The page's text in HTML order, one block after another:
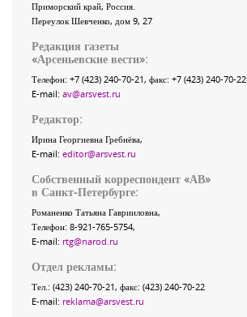
Приморский край, Россия
Переулок Шевченко, дом 9, 27
Редакция газеты
«Арсеньевские вести»:
Телефон: +7 (423) 240-70-21, факс: +7 (423) 240-70-22
E-mail: av@arsvest.ru
Редактор:
Ирина Георгиевна Гребнёва,
E-mail: editor@arsvest.ru
Собственный корреспондент «АВ»
в Санкт-Петербурге:
Романенко Татьяна Гаврииловна,
Телефон: 8-921-765-5754,
E-mail: rtg@narod.ru
Отдел рекламы:
Тел.: (423) 240-70-21, факс: (423) 240-70-22
E-mail: reklama@arsvest.ru